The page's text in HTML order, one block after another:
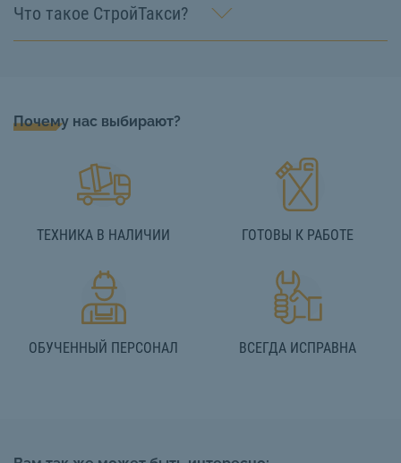
Что такое СтройТакси?
Почему нас выбирают?
ТЕХНИКА В НАЛИЧИИ ГОТОВЫ К РАБОТЕ
ОБУЧЕННЫЙ ПЕРСОНАЛ ВСЕГДА ИСПРАВНА